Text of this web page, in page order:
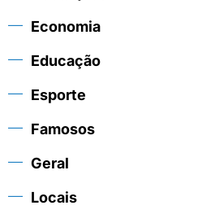
Economia
Educação
Esporte
Famosos
Geral
Locais